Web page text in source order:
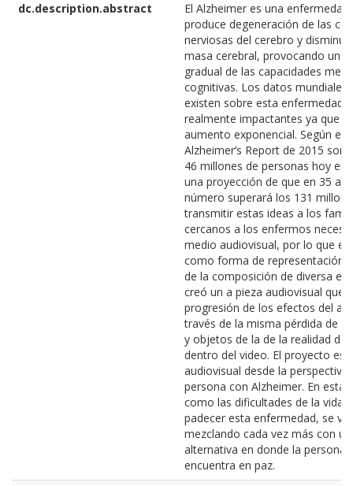
dc.description.abstract
El Alzheimer es una enfermedad
produce degeneración de las
nerviosas del cerebro y
masa cerebral, provocando una
gradual de las capacidades
cognitivas. Los datos mundiales
existen sobre esta enfermedad
realmente impactantes ya que
aumento exponencial. Según el
Alzheimer’s Report de 2015 son
46 millones de personas hoy en
una proyección de que en 35
número superará los 131
transmitir estas ideas a los
cercanos a los enfermos
medio audiovisual, por lo que
como forma de representación.
de la composición de diversa
creó un a pieza audiovisual que
progresión de los efectos del
través de la misma pérdida de
y objetos de la de la realidad de
dentro del video. El proyecto es
audiovisual desde la perspectiva
persona con Alzheimer. En esta,
como las dificultades de la vida
padecer esta enfermedad, se
mezclando cada vez más con
alternativa en donde la persona
encuentra en paz.